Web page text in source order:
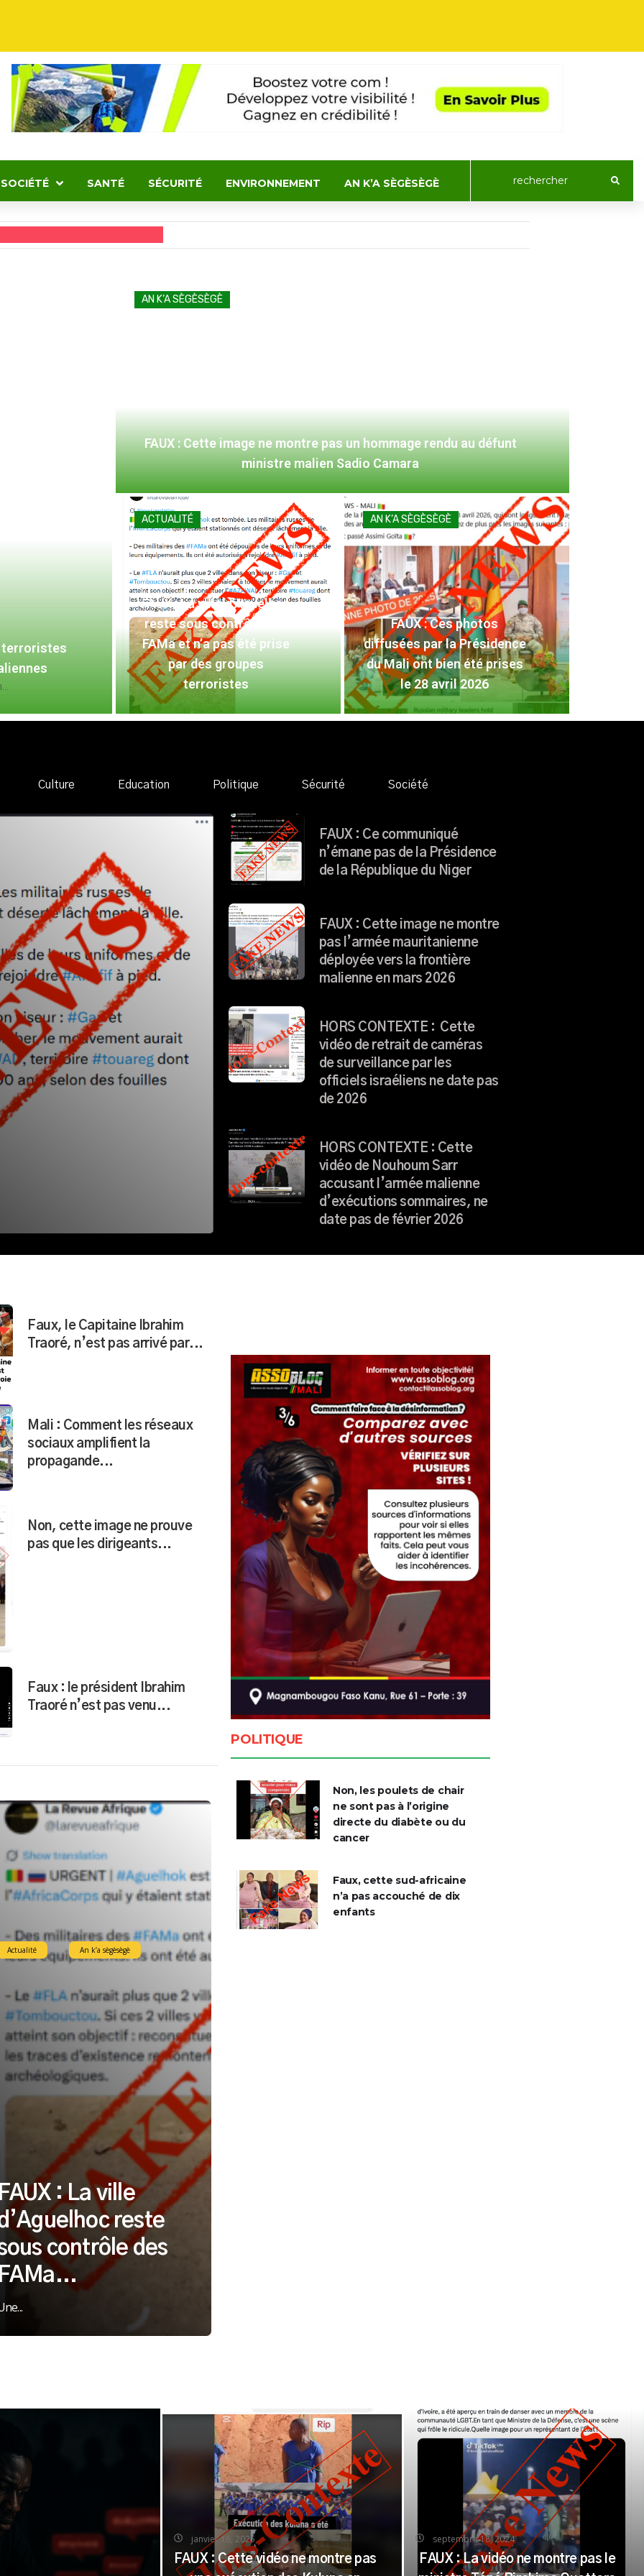
SOCIÉTÉ SANTÉ SÉCURITÉ ENVIRONNEMENT AN K’A SÈGÈSÈGÈ
terroristes
AN K’A SÈGÈSÈGÈ
FAUX : Cette image ne montre pas un hommage rendu au défunt
ministre malien Sadio Camara
ACTUALITÉ
FAUX : La ville d’Aguelhoc
reste sous contrôle des
FAMa et n’a pas été prise
par des groupes
terroristes
AN K’A SÈGÈSÈGÈ
FAUX : Ces photos
diffusées par la Présidence
du Mali ont bien été prises
le 28 avril 2026
Culture Education Politique Sécurité Société
FAUX : Ce communiqué
n’émane pas de la Présidence
de la République du Niger
FAUX : Cette image ne montre
pas l’armée mauritanienne
déployée vers la frontière
malienne en mars 2026
HORS CONTEXTE : Cette
vidéo de retrait de caméras
de surveillance par les
officiels israéliens ne date pas
de 2026
HORS CONTEXTE : Cette
vidéo de Nouhoum Sarr
accusant l’armée malienne
d’exécutions sommaires, ne
date pas de février 2026
Faux, le Capitaine Ibrahim
Traoré, n’est pas arrivé par...
Mali : Comment les réseaux
sociaux amplifient la
propagande...
Non, cette image ne prouve
pas que les dirigeants...
Faux : le président Ibrahim
Traoré n’est pas venu...
Actualité An k’a sègèsègè
FAUX : La ville
reste
contrôle des
FAMa...
POLITIQUE
Non, les poulets de chair
ne sont pas à l’origine
directe du diabète ou du
cancer
Faux, cette sud-africaine
n’a pas accouché de dix
enfants
janvier 16, 2025
FAUX : Cette vidéo ne montre pas
septembre 18, 2024
FAUX : La vidéo ne montre pas le